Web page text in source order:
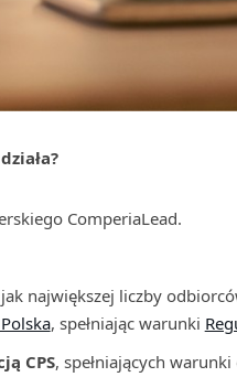
ComperiaLead.
największej liczby
, spełniając warunki
CPS, spełniających